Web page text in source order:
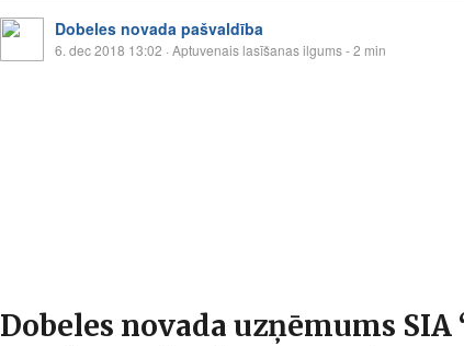
Dobeles novada pašvaldība
6. dec 2018 13:02 · Aptuvenais lasīšanas ilgums - 2 min
Dobeles novada uzņēmums